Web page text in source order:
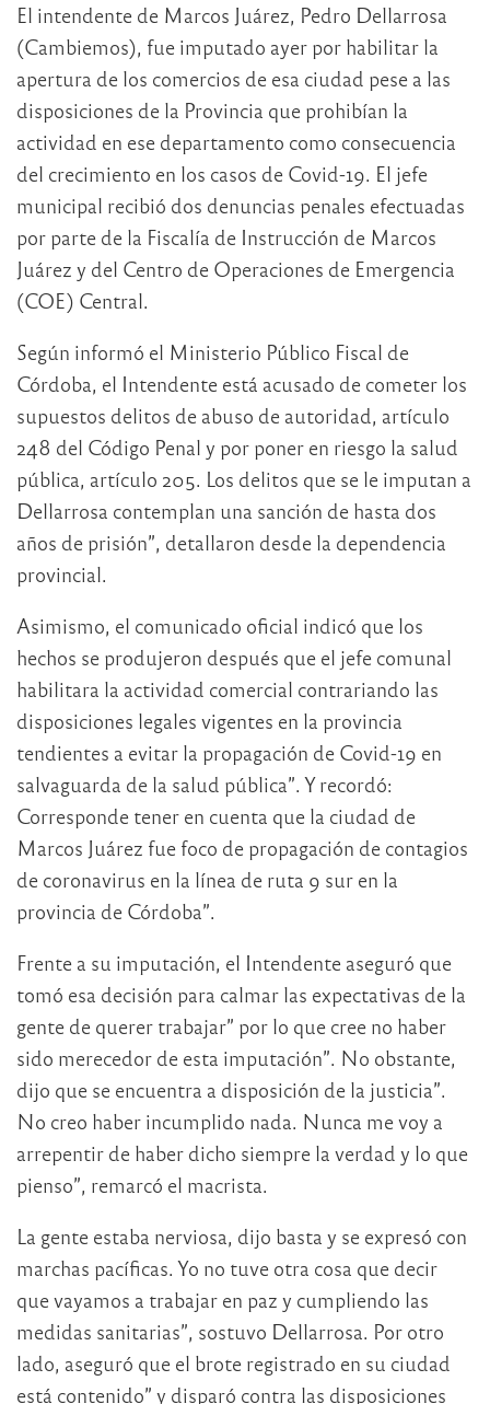
El intendente de Marcos Juárez, Pedro Dellarrosa
(Cambiemos), fue imputado ayer por habilitar la
apertura de los comercios de esa ciudad pese a las
disposiciones de la Provincia que prohibían la
actividad en ese departamento como consecuencia
del crecimiento en los casos de Covid-19. El jefe
municipal recibió dos denuncias penales efectuadas
por parte de la Fiscalía de Instrucción de Marcos
Juárez y del Centro de Operaciones de Emergencia
(COE) Central.
Según informó el Ministerio Público Fiscal de
Córdoba, el Intendente está acusado de cometer los
supuestos delitos de abuso de autoridad, artículo
248 del Código Penal y por poner en riesgo la salud
pública, artículo 205. Los delitos que se le imputan a
Dellarrosa contemplan una sanción de hasta dos
años de prisión”, detallaron desde la dependencia
provincial.
Asimismo, el comunicado oficial indicó que los
hechos se produjeron después que el jefe comunal
habilitara la actividad comercial contrariando las
disposiciones legales vigentes en la provincia
tendientes a evitar la propagación de Covid-19 en
salvaguarda de la salud pública”. Y recordó:
Corresponde tener en cuenta que la ciudad de
Marcos Juárez fue foco de propagación de contagios
de coronavirus en la línea de ruta 9 sur en la
provincia de Córdoba”.
Frente a su imputación, el Intendente aseguró que
tomó esa decisión para calmar las expectativas de la
gente de querer trabajar” por lo que cree no haber
sido merecedor de esta imputación”. No obstante,
dijo que se encuentra a disposición de la justicia”.
No creo haber incumplido nada. Nunca me voy a
arrepentir de haber dicho siempre la verdad y lo que
pienso”, remarcó el macrista.
La gente estaba nerviosa, dijo basta y se expresó con
marchas pacíficas. Yo no tuve otra cosa que decir
que vayamos a trabajar en paz y cumpliendo las
medidas sanitarias”, sostuvo Dellarrosa. Por otro
lado, aseguró que el brote registrado en su ciudad
está contenido” y disparó contra las disposiciones